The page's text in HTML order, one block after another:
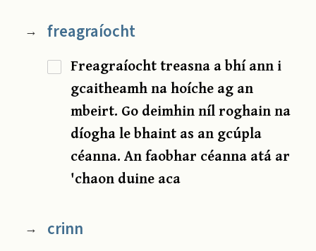
→ freagraíocht
Freagraíocht treasna a bhí ann i
gcaitheamh na hoíche ag an
mbeirt. Go deimhin níl roghain na
díogha le bhaint as an gcúpla
céanna. An faobhar céanna atá ar
'chaon duine aca
→ crinn